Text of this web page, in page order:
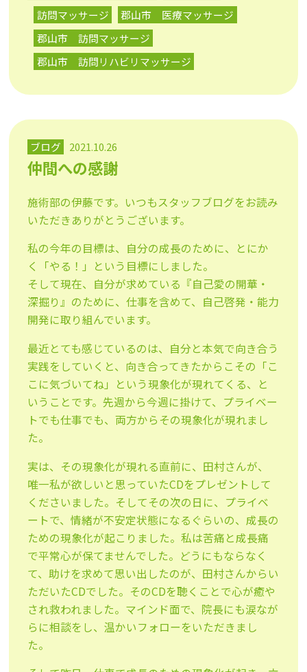
訪問マッサージ
郡山市 医療マッサージ
郡山市 訪問マッサージ
郡山市 訪問リハビリマッサージ
ブログ 2021.10.26
仲間への感謝
施術部の伊藤です。いつもスタッフブログをお読み
いただきありがとうございます。
私の今年の目標は、自分の成長のために、とにか
く「やる！」という目標にしました。
そして現在、自分が求めている『自己愛の開華・
深掘り』のために、仕事を含めて、自己啓発・能力
開発に取り組んでいます。
最近とても感じているのは、自分と本気で向き合う
実践をしていくと、向き合ってきたからこその「こ
こに気づいてね」という現象化が現れてくる、と
いうことです。先週から今週に掛けて、プライベー
トでも仕事でも、両方からその現象化が現れまし
た。
実は、その現象化が現れる直前に、田村さんが、
唯一私が欲しいと思っていたCDをプレゼントして
くださいました。そしてその次の日に、プライベ
ートで、情緒が不安定状態になるぐらいの、成長の
ための現象化が起こりました。私は苦痛と成長痛
で平常心が保てませんでした。どうにもならなく
て、助けを求めて思い出したのが、田村さんからい
ただいたCDでした。そのCDを聴くことで心が癒や
され救われました。マインド面で、院長にも涙なが
らに相談をし、温かいフォローをいただきまし
た。